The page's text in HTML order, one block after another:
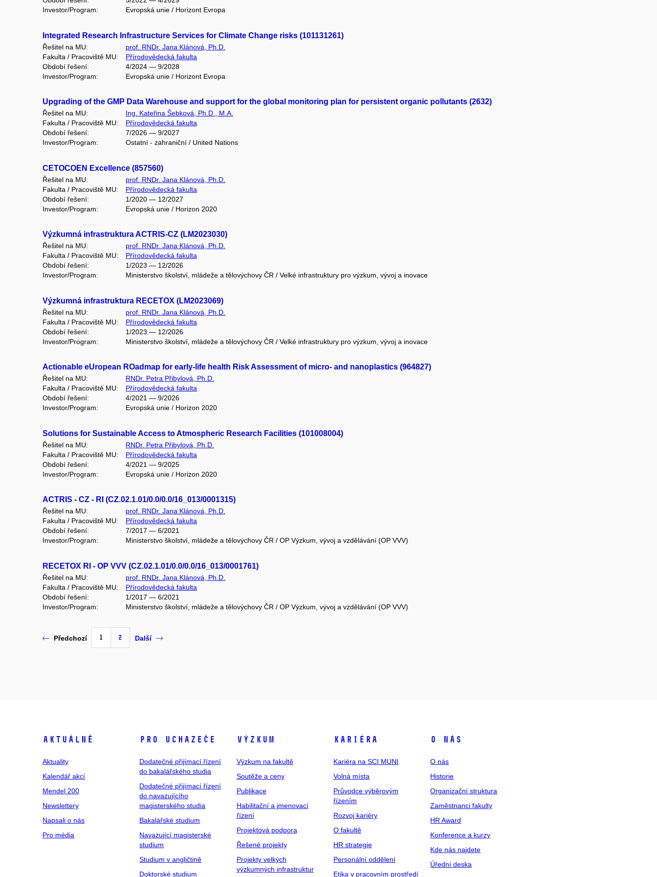
Investor/Program:
Evropská unie / Horizont Evropa
Integrated Research Infrastructure Services for Climate Change risks (101131261)
Řešitel na MU:
prof. RNDr. Jana Klánová, Ph.D.
Fakulta / Pracoviště MU:
Přírodovědecká fakulta
Období řešení:
4/2024 — 9/2028
Investor/Program:
Evropská unie / Horizont Evropa
Upgrading of the GMP Data Warehouse and support for the global monitoring plan for persistent organic pollutants (2632)
Řešitel na MU:
Ing. Kateřina Šebková, Ph.D., M.A.
Fakulta / Pracoviště MU:
Přírodovědecká fakulta
Období řešení:
7/2026 — 9/2027
Investor/Program:
Ostatní - zahraniční / United Nations
CETOCOEN Excellence (857560)
Řešitel na MU:
prof. RNDr. Jana Klánová, Ph.D.
Fakulta / Pracoviště MU:
Přírodovědecká fakulta
Období řešení:
1/2020 — 12/2027
Investor/Program:
Evropská unie / Horizon 2020
Výzkumná infrastruktura ACTRIS-CZ (LM2023030)
Řešitel na MU:
prof. RNDr. Jana Klánová, Ph.D.
Fakulta / Pracoviště MU:
Přírodovědecká fakulta
Období řešení:
1/2023 — 12/2026
Investor/Program:
Ministerstvo školství, mládeže a tělovýchovy ČR / Velké infrastruktury pro výzkum, vývoj a inovace
Výzkumná infrastruktura RECETOX (LM2023069)
Řešitel na MU:
prof. RNDr. Jana Klánová, Ph.D.
Fakulta / Pracoviště MU:
Přírodovědecká fakulta
Období řešení:
1/2023 — 12/2026
Investor/Program:
Ministerstvo školství, mládeže a tělovýchovy ČR / Velké infrastruktury pro výzkum, vývoj a inovace
Actionable eUropean ROadmap for early-life health Risk Assessment of micro- and nanoplastics (964827)
Řešitel na MU:
RNDr. Petra Přibylová, Ph.D.
Fakulta / Pracoviště MU:
Přírodovědecká fakulta
Období řešení:
4/2021 — 9/2026
Investor/Program:
Evropská unie / Horizon 2020
Solutions for Sustainable Access to Atmospheric Research Facilities (101008004)
Řešitel na MU:
RNDr. Petra Přibylová, Ph.D.
Fakulta / Pracoviště MU:
Přírodovědecká fakulta
Období řešení:
4/2021 — 9/2025
Investor/Program:
Evropská unie / Horizon 2020
ACTRIS - CZ - RI (CZ.02.1.01/0.0/0.0/16_013/0001315)
Řešitel na MU:
prof. RNDr. Jana Klánová, Ph.D.
Fakulta / Pracoviště MU:
Přírodovědecká fakulta
Období řešení:
7/2017 — 6/2021
Investor/Program:
Ministerstvo školství, mládeže a tělovýchovy ČR / OP Výzkum, vývoj a vzdělávání (OP VVV)
RECETOX RI - OP VVV (CZ.02.1.01/0.0/0.0/16_013/0001761)
Řešitel na MU:
prof. RNDr. Jana Klánová, Ph.D.
Fakulta / Pracoviště MU:
Přírodovědecká fakulta
Období řešení:
1/2017 — 6/2021
Investor/Program:
Ministerstvo školství, mládeže a tělovýchovy ČR / OP Výzkum, vývoj a vzdělávání (OP VVV)
Předchozí 1 2 Další
Aktuálně
Aktuality
Kalendář akcí
Mendel 200
Newslettery
Napsali o nás
Pro média
Pro uchazeče
Dodatečné přijímací řízení
do bakalářského studia
Dodatečné přijímací řízení
do navazujícího
magisterského studia
Bakalářské studium
Navazující magisterské
studium
Studium v angličtině
Doktorské studium
Výzkum
Výzkum na fakultě
Soutěže a ceny
Publikace
Habilitační a jmenovací
řízení
Projektová podpora
Řešené projekty
Projekty velkých
výzkumných infrastruktur
Kariéra
Kariéra na SCI MUNI
Volná místa
Průvodce výběrovým
řízením
Rozvoj kariéry
O fakultě
HR strategie
Personální oddělení
Etika v pracovním prostředí
O nás
O nás
Historie
Organizační struktura
Zaměstnanci fakulty
HR Award
Konference a kurzy
Kde nás najdete
Úřední deska